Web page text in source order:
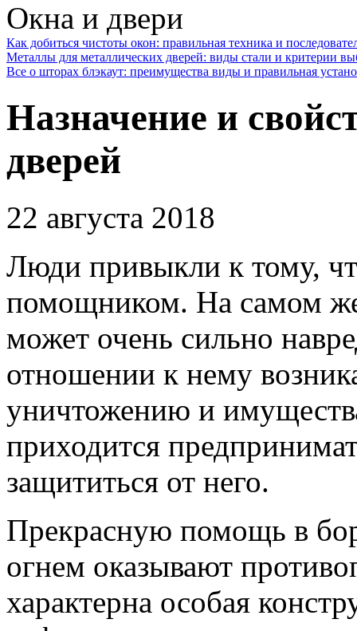
Окна и двери
Как добиться чистоты окон: правильная техника и
Металлы для металлических дверей: виды стали и критерии
Все о шторах блэкаут: преимущества виды и правильная
Назначение и
дверей
22 августа 2018
Люди привыкли к тому,
помощником. На самом
может очень сильно
отношении к нему
уничтожению и
приходится
защититься от него.
Прекрасную помощь в
огнем оказывают
характерна особая